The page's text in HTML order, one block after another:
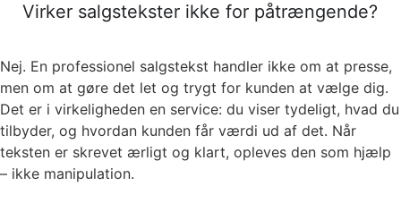
Virker salgstekster ikke for påtrængende?
Nej. En professionel salgstekst handler ikke om at presse,
men om at gøre det let og trygt for kunden at vælge dig.
Det er i virkeligheden en service: du viser tydeligt, hvad du
tilbyder, og hvordan kunden får værdi ud af det. Når
teksten er skrevet ærligt og klart, opleves den som hjælp
– ikke manipulation.